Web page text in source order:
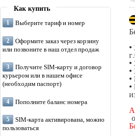
Как купить
Выберите тариф и номер
Оформите заказ через корзину
или позвоните в наш отдел продаж
Получите SIM-карту и договор
курьером или в нашем офисе
(необходим паспорт)
Пополните баланс номера
SIM-карта активирована, можно
пользоваться
•
•
•
•
•